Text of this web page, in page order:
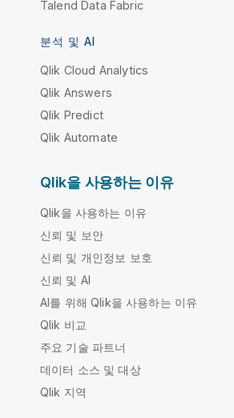
Talend Data Fabric
분석 및 AI
Qlik Cloud Analytics
Qlik Answers
Qlik Predict
Qlik Automate
Qlik을 사용하는 이유
Qlik을 사용하는 이유
신뢰 및 보안
신뢰 및 개인정보 보호
신뢰 및 AI
AI를 위해 Qlik을 사용하는 이유
Qlik 비교
주요 기술 파트너
데이터 소스 및 대상
Qlik 지역